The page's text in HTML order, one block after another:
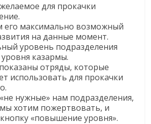
для прокачки
его максимально возможный
на данные момент.
уровень подразделения
казармы.
отряды, которые
использовать для прокачки
нужные» нам подразделения,
хотим пожертвовать, и
«повышение уровня».